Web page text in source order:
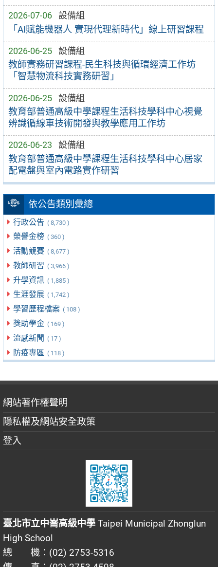
2026-07-06 設備組
「AI賦能機器人 實現代理新時代」線上研習課程
2026-06-25 設備組
教師實務研習課程-民生科技與循環經濟工作坊
「智慧物流科技實務研習」
2026-06-25 設備組
教育部普通高級中學課程生活科技學科中心視覺
辨識循線車技術開發與教學應用工作坊
2026-06-23 設備組
教育部普通高級中學課程生活科技學科中心居家
配電盤與室內電路實作研習
依公告類別彙總
行政公告 ( 8,730 )
榮譽金榜 ( 360 )
活動競賽 ( 8,677 )
教師研習 ( 3,966 )
升學資訊 ( 1,885 )
生涯發展 ( 1,742 )
學習歷程檔案 ( 108 )
獎助學金 ( 169 )
流感新聞 ( 17 )
防疫專區 ( 118 )
網站著作權聲明
隱私權及網站安全政策
登入
臺北市立中崙高級中學 Taipei Municipal Zhonglun
High School
總 機：(02) 2753-5316